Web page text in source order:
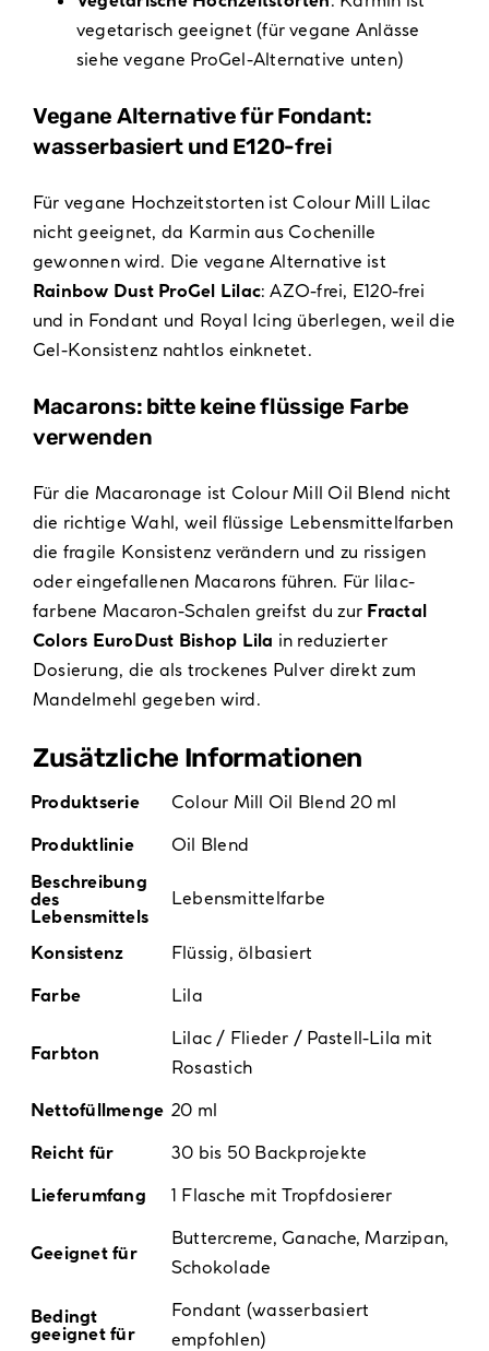
vegetarisch geeignet (für vegane Anlässe
siehe vegane ProGel-Alternative unten)
Vegane Alternative für Fondant:
wasserbasiert und E120-frei
Für vegane Hochzeitstorten ist Colour Mill Lilac
nicht geeignet, da Karmin aus Cochenille
gewonnen wird. Die vegane Alternative ist
Rainbow Dust ProGel Lilac: AZO-frei, E120-frei
und in Fondant und Royal Icing überlegen, weil die
Gel-Konsistenz nahtlos einknetet.
Macarons: bitte keine flüssige Farbe
verwenden
Für die Macaronage ist Colour Mill Oil Blend nicht
die richtige Wahl, weil flüssige Lebensmittelfarben
die fragile Konsistenz verändern und zu rissigen
oder eingefallenen Macarons führen. Für lilac-
farbene Macaron-Schalen greifst du zur Fractal
Colors EuroDust Bishop Lila in reduzierter
Dosierung, die als trockenes Pulver direkt zum
Mandelmehl gegeben wird.
Zusätzliche Informationen
Produktserie
Colour Mill Oil Blend 20 ml
Produktlinie
Oil Blend
Beschreibung
des
Lebensmittels
Lebensmittelfarbe
Konsistenz
Flüssig, ölbasiert
Farbe
Lila
Farbton
Lilac / Flieder / Pastell-Lila mit
Rosastich
Nettofüllmenge 20 ml
Reicht für
30 bis 50 Backprojekte
Lieferumfang
1 Flasche mit Tropfdosierer
Geeignet für
Buttercreme, Ganache, Marzipan,
Schokolade
Bedingt
geeignet für
Fondant (wasserbasiert
empfohlen)